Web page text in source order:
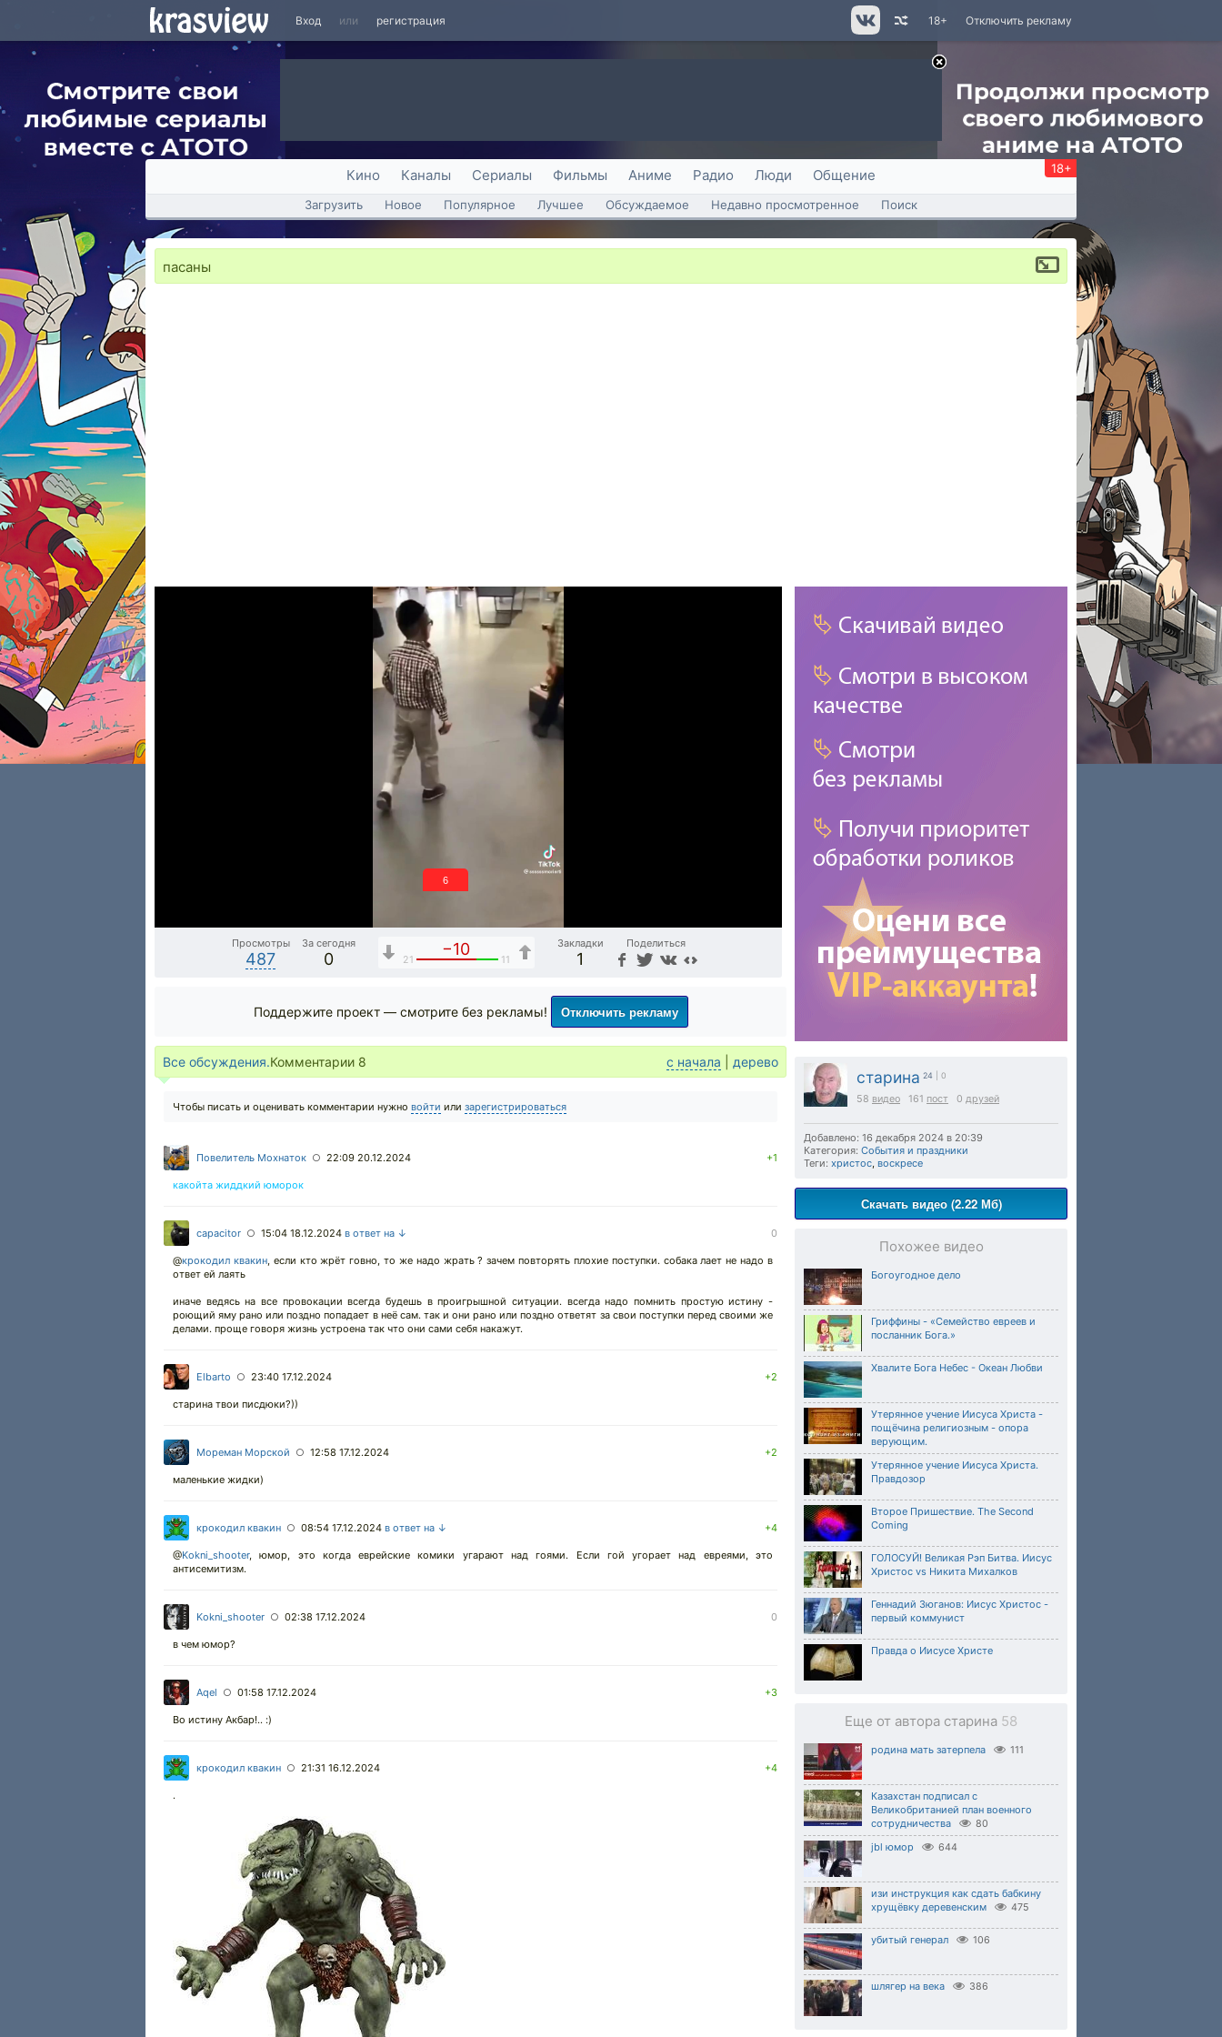
Вход или регистрация Отключить рекламу
18+
Кино Каналы Сериалы Фильмы Аниме Радио Люди Общение 18+
Загрузить Новое Популярное Лучшее Обсуждаемое Недавно просмотренное Поиск
пасаны
5
Просмотры
487
За сегодня
0
−10
21 11
Закладки
1
Поделиться
старина 24 | 0
58 видео 161 пост 0 друзей
Добавлено: 16 декабря 2024 в 20:39
Категория: События и праздники
Теги: христос, воскресе
Скачать видео (2.22 Мб)
Похожее видео
Богоугодное дело
Гриффины - «Семейство евреев и
посланник Бога.»
Хвалите Бога Небес - Океан Любви
Утерянное учение Иисуса Христа -
пощёчина религиозным - опора
верующим.
Утерянное учение Иисуса Христа.
Правдозор
Второе Пришествие. The Second
Coming
ГОЛОСУЙ! Великая Рэп Битва. Иисус
Христос vs Никита Михалков
Геннадий Зюганов: Иисус Христос -
первый коммунист
Правда о Иисусе Христе
Еще от автора старина 58
родина мать затерпела 111
Казахстан подписал с
Великобританией план военного
сотрудничества
80
jbl юмор 644
изи инструкция как сдать бабкину
хрущёвку деревенским
475
убитый генерал 106
шлягер на века 386
Поддержите проект — смотрите без рекламы! Отключить рекламу
Все обсуждения.Комментарии 8 с начала дерево
Чтобы писать и оценивать комментарии нужно войти или зарегистрироваться
Повелитель Мохнаток ○ 22:09 20.12.2024 +1
какойта жиддкий юморок
capacitor ○ 15:04 18.12.2024 в ответ на ↓ 0
@крокодил квакин,если кто жрёт говно, то же надо жрать ? зачем повторять плохие поступки. собака лает не надо в
ответ ей лаять
иначе ведясь на все провокации всегда будешь в проигрышной ситуации. всегда надо помнить простую истину -
роющий яму рано или поздно попадает в неё сам. так и они рано или поздно ответят за свои поступки перед своими же
делами. проще говоря жизнь устроена так что они сами себя накажут.
Elbarto ○ 23:40 17.12.2024 +2
старина твои писдюки?))
Мореман Морской ○ 12:58 17.12.2024 +2
маленькие жидки)
крокодил квакин ○ 08:54 17.12.2024 в ответ на ↓ +4
@Kokni_shooter, юмор, это когда еврейские комики угарают над гоями. Если гой угорает над евреями, это
антисемитизм.
Kokni_shooter ○ 02:38 17.12.2024 0
в чем юмор?
Aqel ○ 01:58 17.12.2024 +3
Во истину Акбар!.. :)
крокодил квакин ○ 21:31 16.12.2024 +4
.